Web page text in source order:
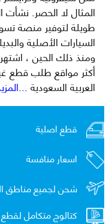
طويلة لتوفير منصة
السيارات الأصلية
أكثر مواقع طلب قطع
العربية السعودية
قطع اصلية
اسعار منافسة
شحن لجميع مناطق
كتالوج متكامل لقطع